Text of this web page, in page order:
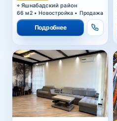
Яшнабадский район
66 м2 • Новостройка • Продажа
Подробнее